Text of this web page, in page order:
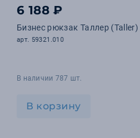
6 188 ₽
арт. 59321.010
В наличии 787 шт.
В корзину